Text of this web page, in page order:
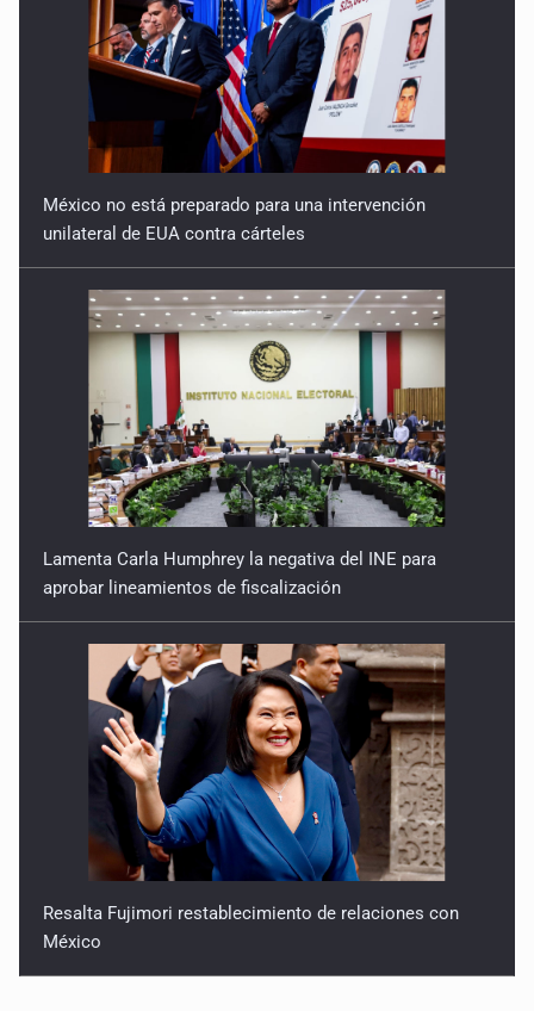
México no está preparado para una intervención
unilateral de EUA contra cárteles
Lamenta Carla Humphrey la negativa del INE para
aprobar lineamientos de fiscalización
Resalta Fujimori restablecimiento de relaciones con
México